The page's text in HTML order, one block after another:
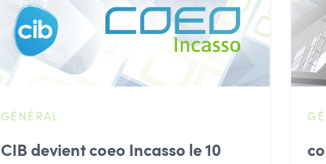
GÉNÉRAL
CIB devient coeo Incasso le 10